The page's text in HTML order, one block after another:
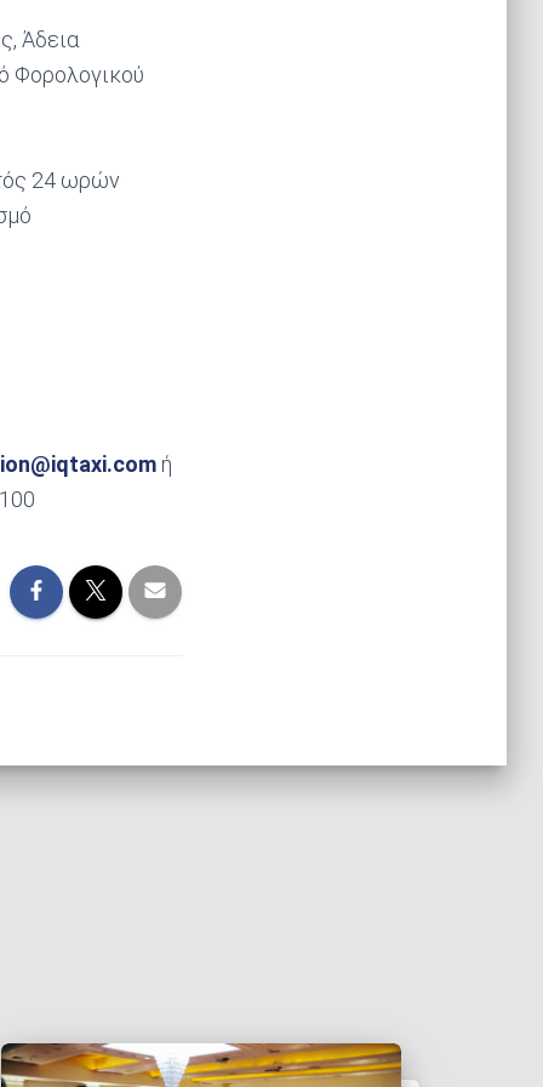
Άδεια
Φορολογικού
24 ωρών
@iqtaxi.com ή